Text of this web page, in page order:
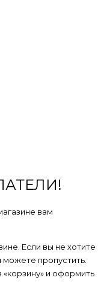
вам
Если вы не хотите
можете пропустить.
и оформить